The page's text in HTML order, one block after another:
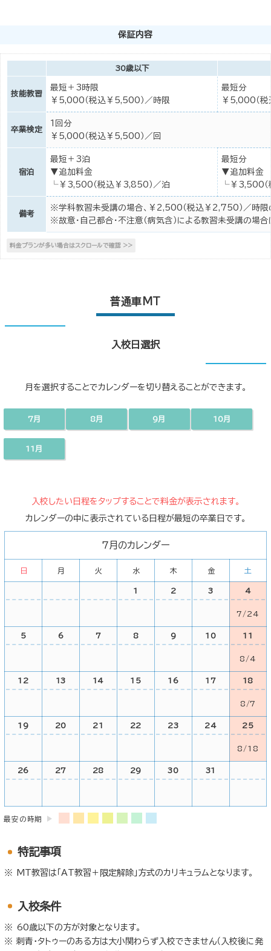
普通車MT
入校日選択
月を選択することでカレンダーを切り替えることができます。
7月 8月 9月 10月
11月
入校したい日程をタップすることで料金が表示されます。
カレンダーの中に表示されている日程が最短の卒業日です。
7月のカレンダー
日 月 火 水 木 金 土
1 2 3 4
7/24
5 6 7 8 9 10 11
8/4
12 13 14 15 16 17 18
8/7
19 20 21 22 23 24 25
8/18
26 27 28 29 30 31
最安の時期
特記事項
MT教習は「AT教習＋限定解除」方式のカリキュラムとなります。
入校条件
60歳以下の方が対象となります。
刺青・タトゥーのある方は大小関わらず入校できません（入校後に発
保証内容
30歳以下
技能教習
最短＋3時限
￥5,000（税込￥5,500）／時限
最短分
￥5,000（
卒業検定
1回分
￥5,000（税込￥5,500）／回
宿泊
最短＋3泊
▼追加料金
└￥3,500（税込￥3,850）／泊
最短分
▼追加料金
└￥3,500（
備考
※学科教習未受講の場合、￥2,500（税込￥2,750）／時限
※故意・自己都合・不注意（病気含）による教習未受講の場